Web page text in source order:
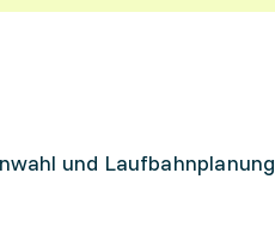
und Laufbahnplanung